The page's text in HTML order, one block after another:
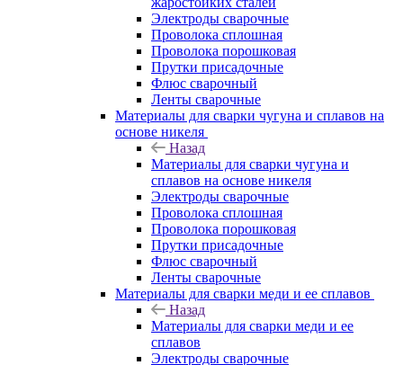
Электроды сварочные
Проволока сплошная
Проволока порошковая
Прутки присадочные
Флюс сварочный
Ленты сварочные
Материалы для сварки чугуна и сплавов на
основе никеля
Назад
Материалы для сварки чугуна и
сплавов на основе никеля
Электроды сварочные
Проволока сплошная
Проволока порошковая
Прутки присадочные
Флюс сварочный
Ленты сварочные
Материалы для сварки меди и ее сплавов
Назад
Материалы для сварки меди и ее
сплавов
Электроды сварочные